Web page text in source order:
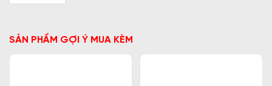
SẢN PHẨM GỢI Ý MUA KÈM